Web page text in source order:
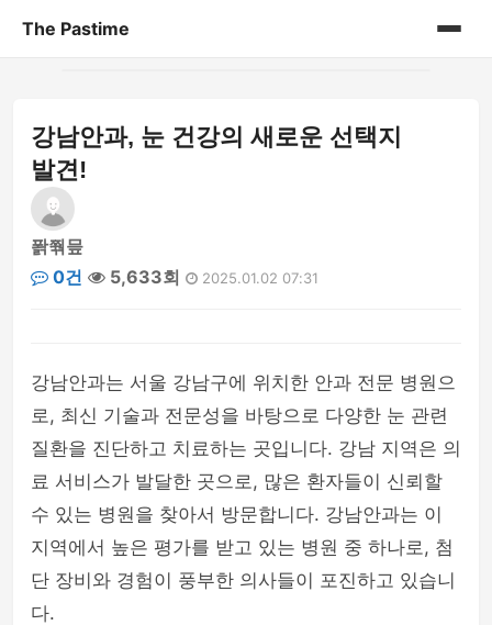
The Pastime
게시판
강남안과, 눈 건강의 새로운 선택지
발견!
퐑쭦믚
0건
5,633회 2025.01.02 07:31
강남안과는 서울 강남구에 위치한 안과 전문 병원으
로, 최신 기술과 전문성을 바탕으로 다양한 눈 관련
질환을 진단하고 치료하는 곳입니다. 강남 지역은 의
료 서비스가 발달한 곳으로, 많은 환자들이 신뢰할
수 있는 병원을 찾아서 방문합니다. 강남안과는 이
지역에서 높은 평가를 받고 있는 병원 중 하나로, 첨
단 장비와 경험이 풍부한 의사들이 포진하고 있습니
다.